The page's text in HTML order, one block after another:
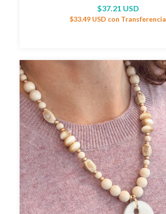
$37.21 USD
$33.49 USD con Transferencia